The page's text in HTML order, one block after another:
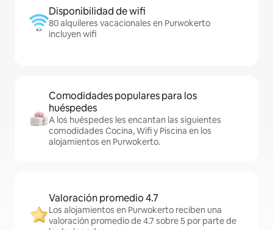
Disponibilidad de wifi
80 alquileres vacacionales en Purwokerto
incluyen wifi
Comodidades populares para los
huéspedes
A los huéspedes les encantan las siguientes
comodidades Cocina, Wifi y Piscina en los
alojamientos en Purwokerto.
Valoración promedio 4.7
Los alojamientos en Purwokerto reciben una
valoración promedio de 4.7 sobre 5 por parte de